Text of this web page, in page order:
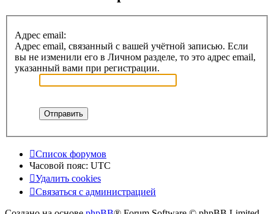
Адрес email:
Адрес email, связанный с вашей учётной записью. Если
вы не изменили его в Личном разделе, то это адрес email,
указанный вами при регистрации.
Список форумов
Часовой пояс: UTC
Удалить cookies
Связаться с администрацией